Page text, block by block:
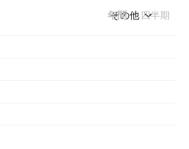
年間 四半期
その他